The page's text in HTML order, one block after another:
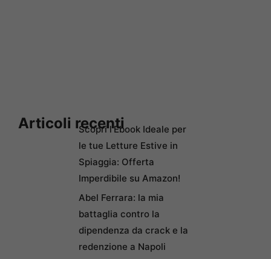
Articoli recentiScopri l’Ebook Ideale per
le tue Letture Estive in
Spiaggia: Offerta
Imperdibile su Amazon!
Abel Ferrara: la mia
battaglia contro la
dipendenza da crack e la
redenzione a Napoli